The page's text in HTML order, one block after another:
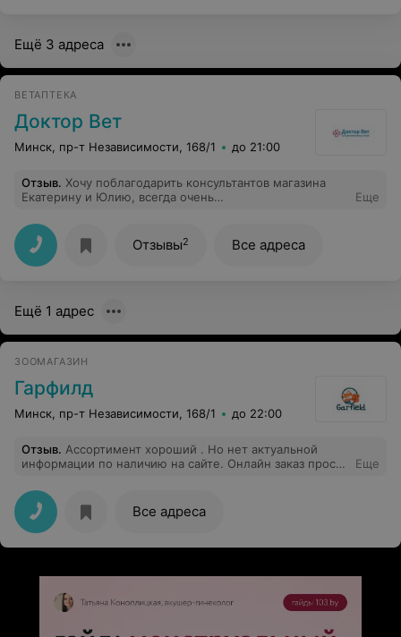
Ещё 3 адреса
ВЕТАПТЕКА
Доктор Вет
Минск, пр-т Независимости, 168/1 до 21:00
Отзыв. Хочу поблагодарить консультантов магазина
Екатерину и Юлию, всегда очень
какой то вопрос, абсолютно на своем месте!!
Еще
Отзывы2 Все адреса
Ещё 1 адрес
ЗООМАГАЗИН
Гарфилд
Минск, пр-т Независимости, 168/1 до 22:00
Отзыв. Ассортимент хороший . Но нет актуальной
информации по наличию на сайте. Онлайн заказ просто
ждешь звонка. Звонят, сообщают, что двух-трех
позиций из заказа нет в наличии. Отменяешь.
Формируешь новый заказ, заменяя отсутствующие
позиции. Снова долго ждешь. Перезванивают, снова
нет какой-то позиции. И это нескончаемо. Полдня
актуальной. Проявите уважение к покупателям.
Еще
Все адреса